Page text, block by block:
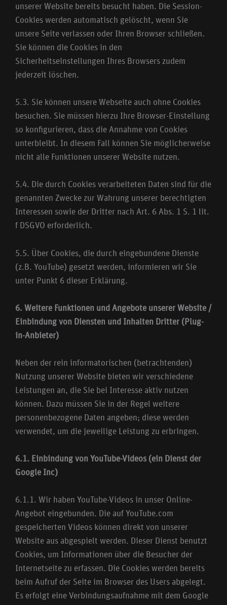
unserer Website bereits besucht haben. Die Session-
Cookies werden automatisch gelöscht, wenn Sie
unsere Seite verlassen oder Ihren Browser schließen.
Sie können die Cookies in den
Sicherheitseinstellungen Ihres Browsers zudem
jederzeit löschen.
5.3. Sie können unsere Webseite auch ohne Cookies
besuchen. Sie müssen hierzu Ihre Browser-Einstellung
so konfigurieren, dass die Annahme von Cookies
unterbleibt. In diesem Fall können Sie möglicherweise
nicht alle Funktionen unserer Website nutzen.
5.4. Die durch Cookies verarbeiteten Daten sind für die
genannten Zwecke zur Wahrung unserer berechtigten
Interessen sowie der Dritter nach Art. 6 Abs. 1 S. 1 lit.
f DSGVO erforderlich.
5.5. Über Cookies, die durch eingebundene Dienste
(z.B. YouTube) gesetzt werden, informieren wir Sie
unter Punkt 6 dieser Erklärung.
6. Weitere Funktionen und Angebote unserer Website /
Einbindung von Diensten und Inhalten Dritter (Plug-
in-Anbieter)
Neben der rein informatorischen (betrachtenden)
Nutzung unserer Website bieten wir verschiedene
Leistungen an, die Sie bei Interesse aktiv nutzen
können. Dazu müssen Sie in der Regel weitere
personenbezogene Daten angeben; diese werden
verwendet, um die jeweilige Leistung zu erbringen.
6.1. Einbindung von YouTube-Videos (ein Dienst der
Google Inc)
6.1.1. Wir haben YouTube-Videos in unser Online-
Angebot eingebunden. Die auf YouTube.com
gespeicherten Videos können direkt von unserer
Website aus abgespielt werden. Dieser Dienst benutzt
Cookies, um Informationen über die Besucher der
Internetseite zu erfassen. Die Cookies werden bereits
beim Aufruf der Seite im Browser des Users abgelegt.
Es erfolgt eine Verbindungsaufnahme mit dem Google